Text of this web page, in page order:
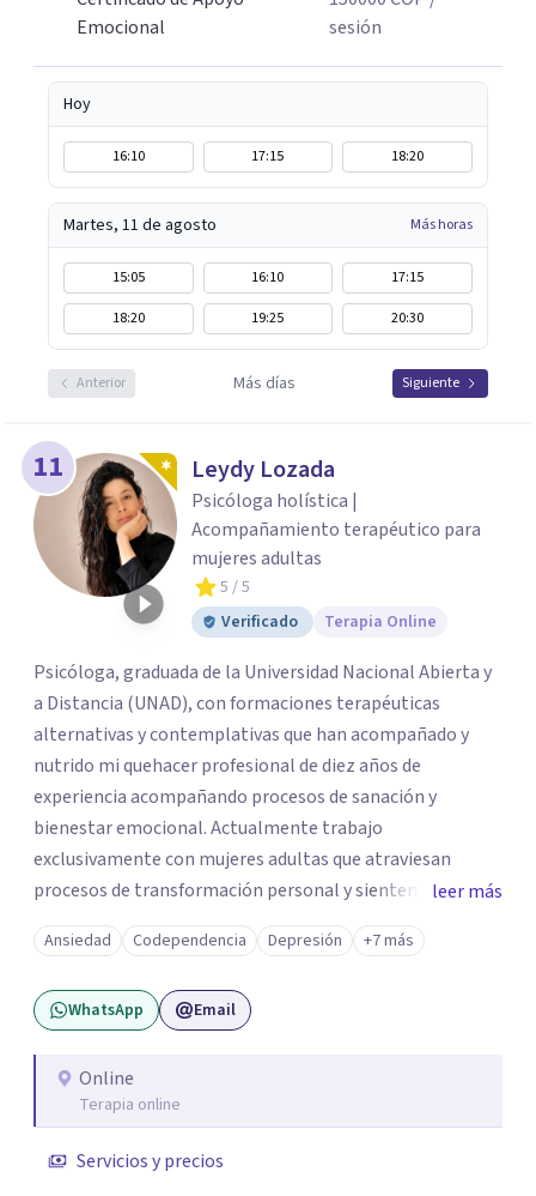
Emocional
sesión
Hoy
16:10 17:15 18:20
Martes, 11 de agosto Más horas
15:05 16:10
17:15
18:20
19:25 20:30
Anterior Más días Siguiente
11 Leydy Lozada
Psicóloga holística |
Acompañamiento terapéutico para
mujeres adultas
5 / 5
Verificado
Terapia Online
Psicóloga, graduada de la Universidad Nacional Abierta y
a Distancia (UNAD), con formaciones terapéuticas
alternativas y contemplativas que han acompañado y
nutrido mi quehacer profesional de diez años de
experiencia acompañando procesos de sanación y
bienestar emocional. Actualmente trabajo
exclusivamente con mujeres adultas que atraviesan
procesos de transformación personal y sienten la
necesidad de tomar una pausa para reconectar consigo
mismas y hacer un viaje de autoconocimiento profundo.
Mi propio camino profesional me llevó a trabajar antes
con niños, adolescentes y familias en contextos
enseñó que el cambio real ocurre cuando la persona se
siente vista, escuchada, acompañada; y sobre todo
llevar a su vida cotidiana. Hoy, esa experiencia se traduce
leer más
Ansiedad Codependencia Depresión +7 más
WhatsApp Email
Online
Terapia online
Servicios y precios